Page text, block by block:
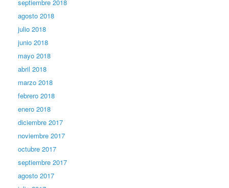
septiembre 2018
agosto 2018
julio 2018
junio 2018
mayo 2018
abril 2018
marzo 2018
febrero 2018
enero 2018
diciembre 2017
noviembre 2017
octubre 2017
septiembre 2017
agosto 2017